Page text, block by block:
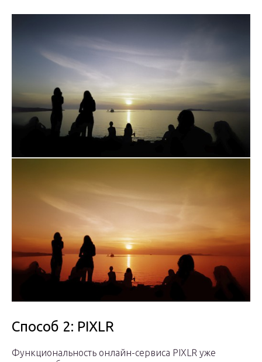
Способ 2: PIXLR
Функциональность онлайн-сервиса PIXLR уже